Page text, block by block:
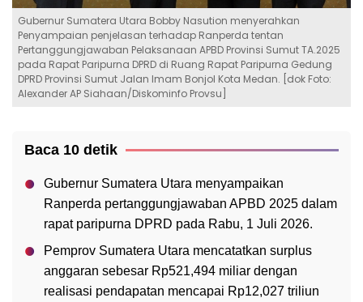
Gubernur Sumatera Utara Bobby Nasution menyerahkan
Penyampaian penjelasan terhadap Ranperda tentan
Pertanggungjawaban Pelaksanaan APBD Provinsi Sumut TA.2025
pada Rapat Paripurna DPRD di Ruang Rapat Paripurna Gedung
DPRD Provinsi Sumut Jalan Imam Bonjol Kota Medan. [dok Foto:
Alexander AP Siahaan/Diskominfo Provsu]
Baca 10 detik
Gubernur Sumatera Utara menyampaikan
Ranperda pertanggungjawaban APBD 2025 dalam
rapat paripurna DPRD pada Rabu, 1 Juli 2026.
Pemprov Sumatera Utara mencatatkan surplus
anggaran sebesar Rp521,494 miliar dengan
realisasi pendapatan mencapai Rp12,027 triliun